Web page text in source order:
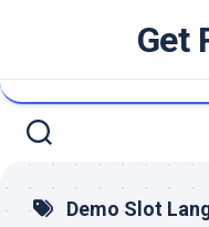
Get
Demo Slot